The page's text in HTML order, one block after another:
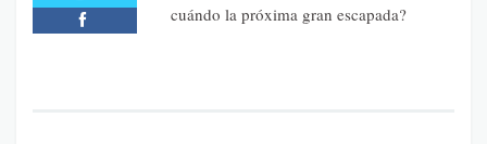
cuándo la próxima gran escapada?